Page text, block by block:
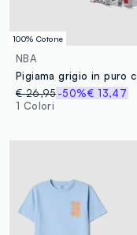
100% Cotone
NBA
€ 26,95-50%€ 13,47
1 Colori